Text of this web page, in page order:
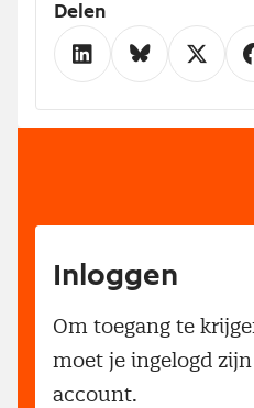
Delen
Inloggen
Om toegang te
moet je ingelogd
account.